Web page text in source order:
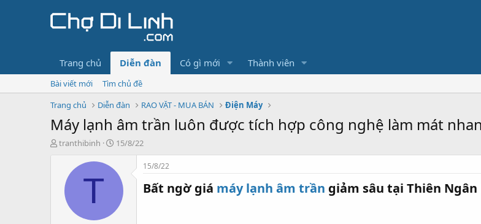
Trang chủ Diễn đàn Có gì mới Thành viên
Bài viết mới
Tìm chủ đề
Trang chủ
Diễn đàn RAO VẶT - MUA BÁN Điện Máy
Máy lạnh âm trần luôn được tích hợp công nghệ làm mát
T
tranthibinh
N
y
i
15/8/22
T
15/8/22
Bất ngờ giá máy lạnh âm trần giảm sâu tại Thiên Ngân